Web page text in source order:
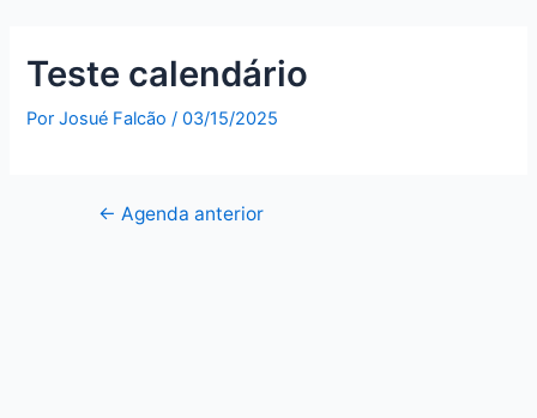
Teste calendário
PorJosué Falcão/03/15/2025
← Agenda anterior